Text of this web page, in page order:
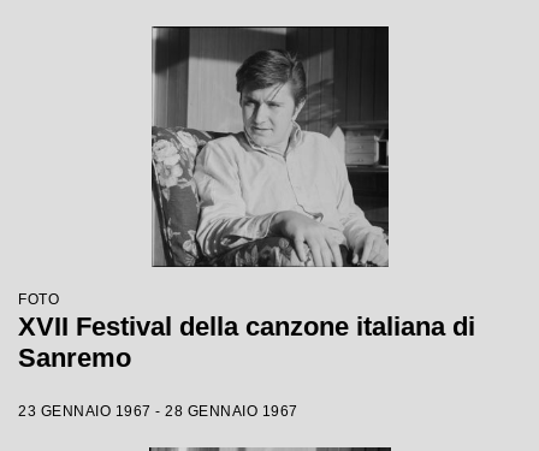
FOTO
XVII Festival della canzone italiana di
Sanremo
23 GENNAIO 1967 - 28 GENNAIO 1967